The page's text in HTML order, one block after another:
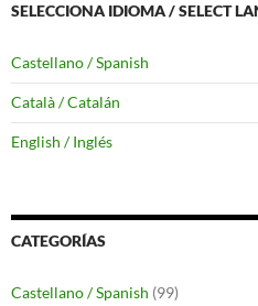
SELECCIONA IDIOMA / SELECT
Castellano / Spanish
Català / Catalán
English / Inglés
CATEGORÍAS
Castellano / Spanish (99)